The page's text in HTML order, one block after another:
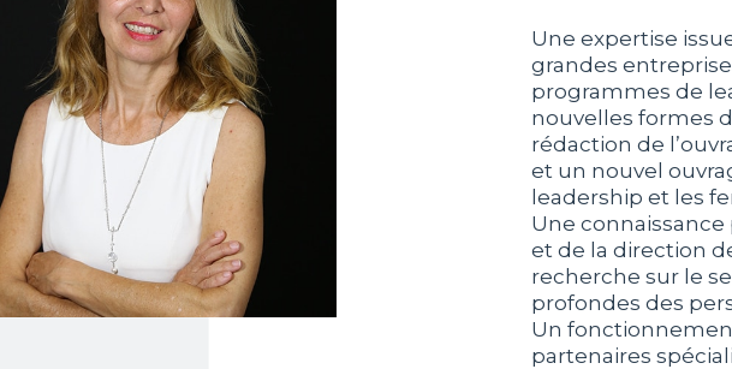
Une expertise
grandes
programmes de
nouvelles formes
rédaction de
et un nouvel
leadership et les
Une
et de la direction
recherche sur le
profondes des
Un
partenaires